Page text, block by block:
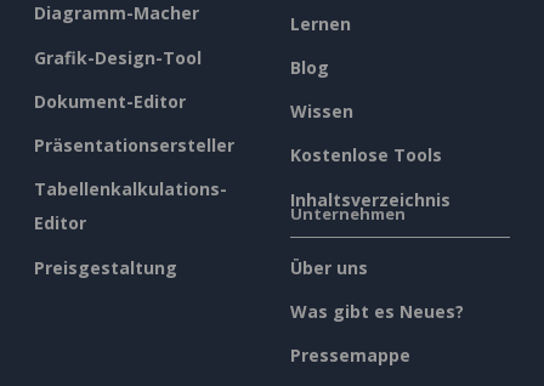
Diagramm-Macher
Grafik-Design-Tool
Dokument-Editor
Präsentationsersteller
Tabellenkalkulations-
Editor
Preisgestaltung
Lernen
Blog
Wissen
Kostenlose Tools
Inhaltsverzeichnis
Unternehmen
Über uns
Was gibt es Neues?
Pressemappe